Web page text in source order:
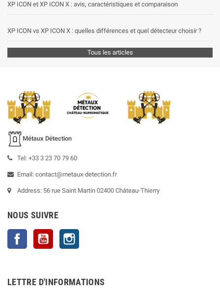
XP ICON et XP ICON X : avis, caractéristiques et comparaison
XP ICON vs XP ICON X : quelles différences et quel détecteur choisir ?
Tous les articles
Métaux Détection
Tel: +33 3 23 70 79 60
Email: contact@metaux-detection.fr
Address: 56 rue Saint Martin 02400 Château-Thierry
NOUS SUIVRE
Facebook YouTube
LETTRE D'INFORMATIONS